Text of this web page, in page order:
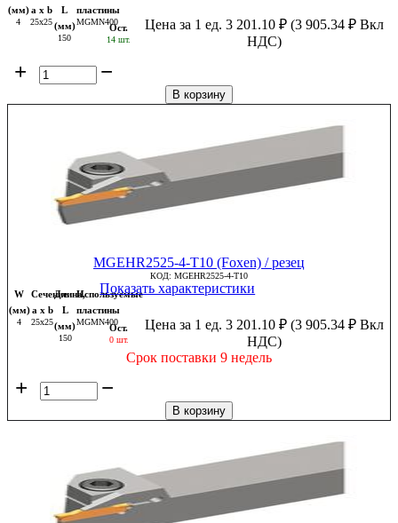
(мм)
4
a x b
25x25
L
(мм)
150
пластины
MGMN400
Ост.
14 шт.
Цена за 1 ед. 3 201.10 ₽ (3 905.34 ₽Вкл
НДС)
+ −
В корзину
MGEHR2525-4-T10 (Foxen) / резец
КОД: MGEHR2525-4-T10
W
(мм)
4
Сечение
a x b
25x25
Длина,
L
(мм)
150
Используемые
пластины
MGMN400
Показать характеристики
Ост.
0 шт.
Цена за 1 ед. 3 201.10 ₽ (3 905.34 ₽Вкл
НДС)
Срок поставки 9 недель
+ −
В корзину